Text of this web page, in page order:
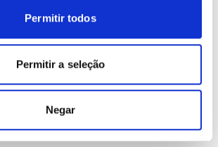
Permitir todos
Permitir a seleção
Negar